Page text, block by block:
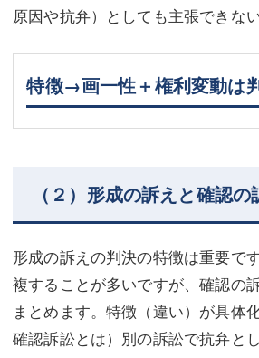
原因や抗弁）としても主張できない
特徴→画一性＋権利変動は
（２）形成の訴えと確認
形成の訴えの判決の特徴は重要で
複することが多いですが、確認の
まとめます。特徴（違い）が具体
確認訴訟とは）別の訴訟で抗弁と